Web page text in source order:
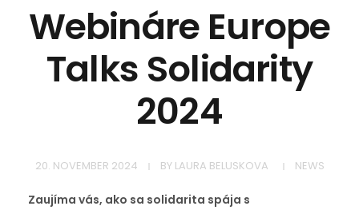
Webináre Europe
Talks Solidarity
2024
20. NOVEMBER 2024 BY LAURA BELUSKOVA NEWS
Zaujíma vás, ako sa solidarita spája s